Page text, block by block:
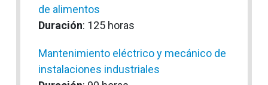
de alimentos
Duración: 125 horas
Mantenimiento eléctrico y mecánico de
instalaciones industriales